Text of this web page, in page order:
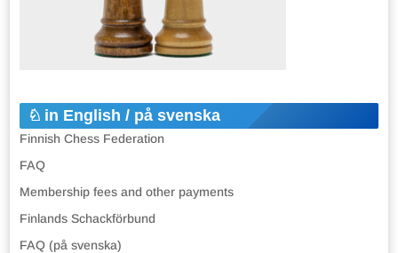
in English / på svenska
Finnish Chess Federation
FAQ
Membership fees and other payments
Finlands Schackförbund
FAQ (på svenska)